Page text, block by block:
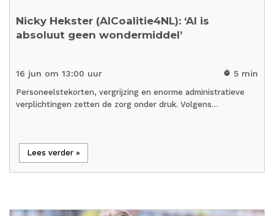
Nicky Hekster (AICoalitie4NL): ‘AI is
absoluut geen wondermiddel’
16 jun om 13:00 uur timer 5 min
Personeelstekorten, vergrijzing en enorme administratieve
verplichtingen zetten de zorg onder druk. Volgens…
Lees verder »